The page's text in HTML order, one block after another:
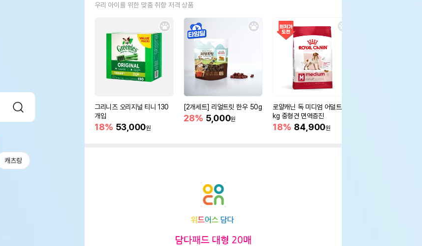
캐츠랑
우리 아이를 위한 맞춤 취향 저격 상품
그리니즈 오리지널 티니 130
개입
18% 53,000원
[2개세트] 리얼트릿 한우 50g
28% 5,000원
로얄캐닌 독 미디엄 어덜트 10
kg 중형견 면역증진
18% 84,900원